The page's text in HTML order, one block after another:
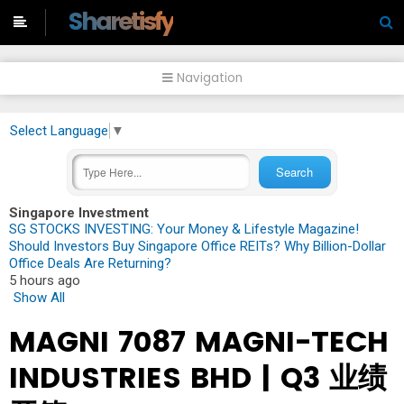
Sharetisfy
Navigation
Select Language ▼
Singapore Investment
SG STOCKS INVESTING: Your Money & Lifestyle Magazine!
Should Investors Buy Singapore Office REITs? Why Billion-Dollar
Office Deals Are Returning?
5 hours ago
Show All
MAGNI 7087 MAGNI-TECH
INDUSTRIES BHD | Q3 业绩